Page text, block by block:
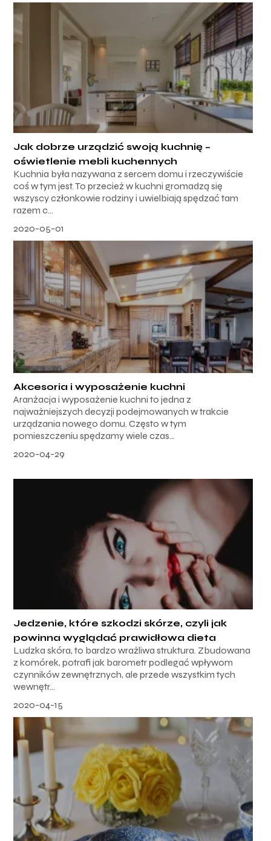
Jak dobrze urządzić swoją kuchnię –
oświetlenie mebli kuchennych
Kuchnia była nazywana z sercem domu i rzeczywiście
coś w tym jest. To przecież w kuchni gromadzą się
wszyscy członkowie rodziny i uwielbiają spędzać tam
razem c...
2020-05-01
Akcesoria i wyposażenie kuchni
Aranżacja i wyposażenie kuchni to jedna z
najważniejszych decyzji podejmowanych w trakcie
urządzania nowego domu. Często w tym
pomieszczeniu spędzamy wiele czas...
2020-04-29
Jedzenie, które szkodzi skórze, czyli jak
powinna wyglądać prawidłowa dieta
Ludzka skóra, to bardzo wrażliwa struktura. Zbudowana
z komórek, potrafi jak barometr podlegać wpływom
czynników zewnętrznych, ale przede wszystkim tych
wewnętr...
2020-04-15